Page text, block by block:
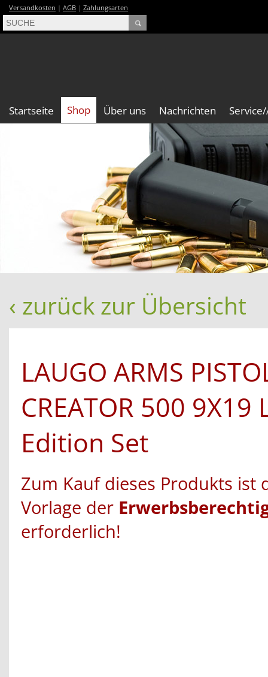
Versandkosten | AGB | Zahlungsarten
Startseite Shop Über uns Nachrichten
‹ zurück zur Übersicht
LAUGO ARMS
CREATOR 500
Edition Set
Zum Kauf dieses Produkts ist
Vorlage der
erforderlich!